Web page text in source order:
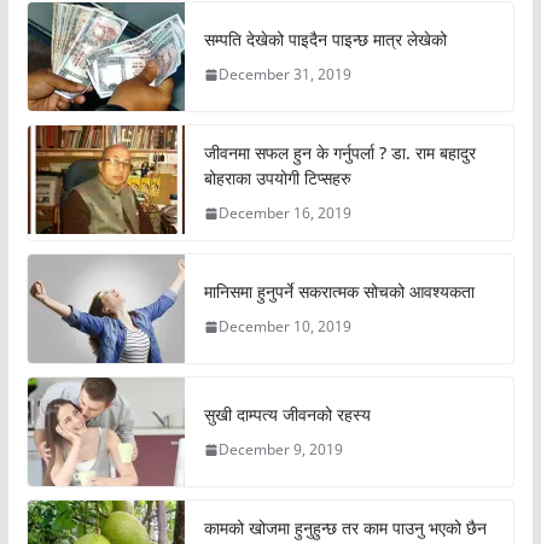
सम्पति देखेको पाइदैन पाइन्छ मात्र लेखेको
December 31, 2019
जीवनमा सफल हुन के गर्नुपर्ला ? डा. राम बहादुर
बोहराका उपयोगी टिप्सहरु
December 16, 2019
मानिसमा हुनुपर्ने सकरात्मक सोचको आवश्यकता
December 10, 2019
सुखी दाम्पत्य जीवनको रहस्य
December 9, 2019
कामको खोजमा हुनुहुन्छ तर काम पाउनु भएको छैन